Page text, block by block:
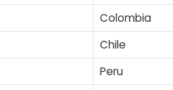
Colombia
Chile
Peru